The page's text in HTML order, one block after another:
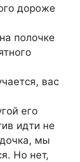
дороже
полочке
вас
его
идти не
мы
Но нет,